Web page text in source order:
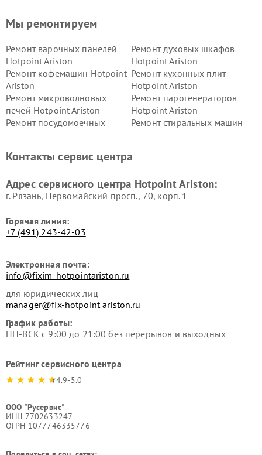
Мы ремонтируем
Ремонт варочных панелей
Hotpoint Ariston
Ремонт духовых шкафов
Hotpoint Ariston
Ремонт кофемашин Hotpoint
Ariston
Ремонт кухонных плит
Hotpoint Ariston
Ремонт микроволновых
печей Hotpoint Ariston
Ремонт парогенераторов
Hotpoint Ariston
Ремонт посудомоечных
Ремонт стиральных машин
Hotpoint Ariston
Hotpoint Ariston
Ariston
Hotpoint Ariston
Контакты сервис центра
Адрес сервисного центра Hotpoint Ariston:
г. Рязань, Первомайский просп., 70, корп. 1
Горячая линия:
+7 (491) 243-42-03
Электронная почта:
info@fixim-hotpointariston.ru
для юридических лиц
manager@fix-hotpoint ariston.ru
График работы:
ПН-ВСК с 9:00 до 21:00 без перерывов и выходных
Рейтинг сервисного центра
4.9-5.0
ООО "Русервис"
ИНН 7702633247
ОГРН 1077746335776